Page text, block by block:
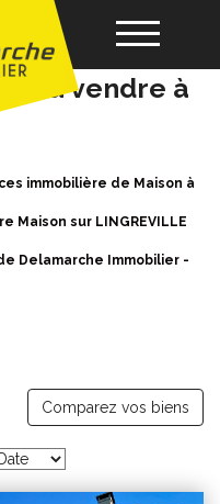
contacter
a vendre à
immobilière de Maison à
Maison sur LINGREVILLE
Delamarche Immobilier -
Comparez vos biens